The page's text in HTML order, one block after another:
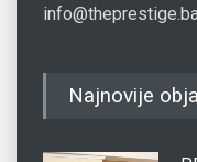
Najnovije